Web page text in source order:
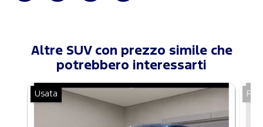
Altre SUV con prezzo simile che
potrebbero interessarti
Usata